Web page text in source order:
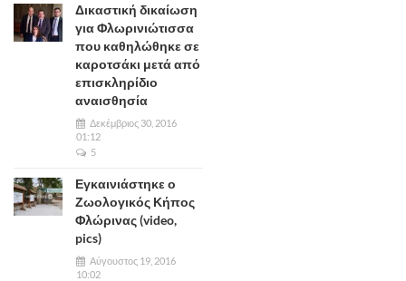
Δικαστική δικαίωση
για Φλωρινιώτισσα
που καθηλώθηκε σε
καροτσάκι μετά από
επισκληρίδιο
αναισθησία
Δεκέμβριος 30, 2016
01:12
5
Εγκαινιάστηκε ο
Ζωολογικός Κήπος
Φλώρινας (video,
pics)
Αύγουστος 19, 2016
10:02